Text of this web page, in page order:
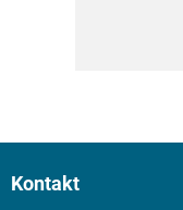
Kontakt